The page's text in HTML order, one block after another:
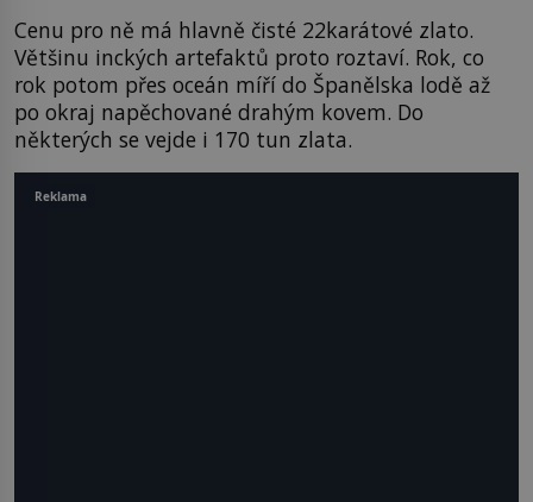
Cenu pro ně má hlavně čisté 22karátové zlato.
Většinu inckých artefaktů proto roztaví. Rok, co
rok potom přes oceán míří do Španělska lodě až
po okraj napěchované drahým kovem. Do
některých se vejde i 170 tun zlata.
Reklama